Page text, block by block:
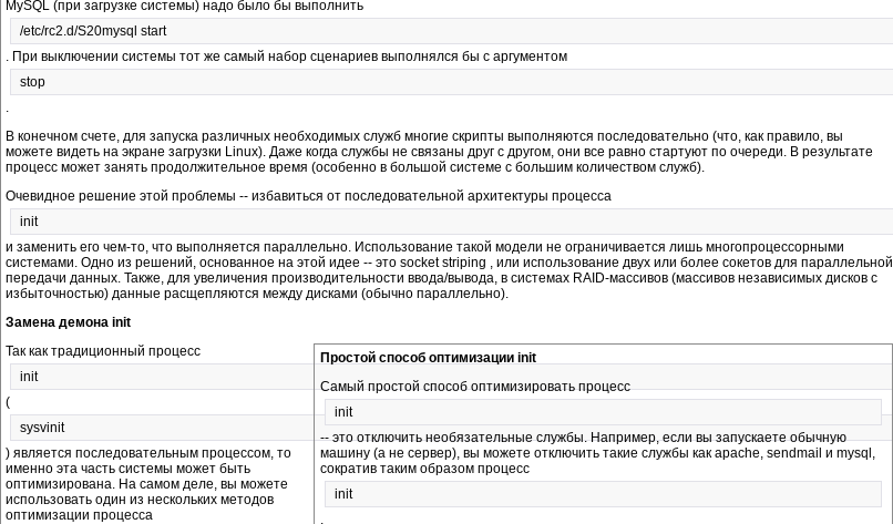
MySQL (при загрузке системы) надо было бы выполнить
/etc/rc2.d/S20mysql start
. При выключении системы тот же самый набор сценариев выполнялся бы с аргументом
stop
В конечном счете, для запуска различных необходимых служб многие скрипты выполняются последовательно (что, как правило, вы
можете видеть на экране загрузки Linux). Даже когда службы не связаны друг с другом, они все равно стартуют по очереди. В результате
процесс может занять продолжительное время (особенно в большой системе с большим количеством служб).
Очевидное решение этой проблемы -- избавиться от последовательной архитектуры процесса
init
и заменить его чем-то, что выполняется параллельно. Использование такой модели не ограничивается лишь многопроцессорными
системами. Одно из решений, основанное на этой идее -- это socket striping , или использование двух или более сокетов для параллельной
передачи данных. Также, для увеличения производительности ввода/вывода, в системах RAID-массивов (массивов независимых дисков с
избыточностью) данные расщепляются между дисками (обычно параллельно).
Замена демона init
Простой способ оптимизации init
Самый простой способ оптимизировать процесс
init
-- это отключить необязательные службы. Например, если вы запускаете обычную
машину (а не сервер), вы можете отключить такие службы как apache, sendmail и mysql,
сократив таким образом процесс
init
Так как традиционный процесс
init
(
sysvinit
) является последовательным процессом, то
именно эта часть системы может быть
оптимизирована. На самом деле, вы можете
использовать один из нескольких методов
оптимизации процесса